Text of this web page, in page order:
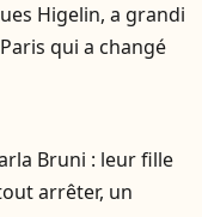
Higelin, a grandi
qui a changé
Bruni : leur fille
arrêter, un